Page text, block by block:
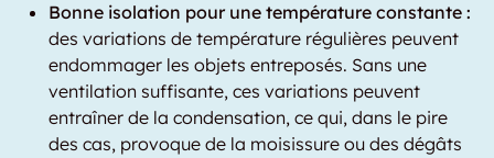
Bonne isolation pour une température constante :
des variations de température régulières peuvent
endommager les objets entreposés. Sans une
ventilation suffisante, ces variations peuvent
entraîner de la condensation, ce qui, dans le pire
des cas, provoque de la moisissure ou des dégâts